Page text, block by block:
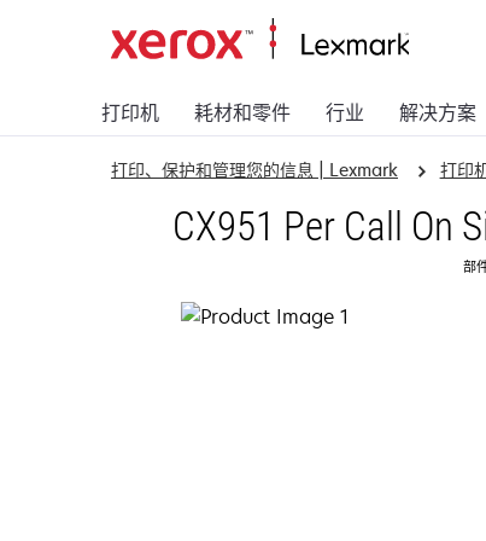
打印机 耗材和零件 行业 解决方案
打印、保护和管理您的信息 | Lexmark 打印
CX951 Per Call On
部